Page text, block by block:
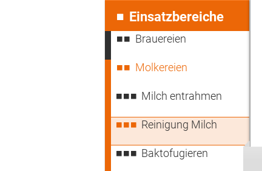
überspringen
Einsatzbereiche
Brauereien
Molkereien
Milch entrahmen
Reinigung Milch
Baktofugieren